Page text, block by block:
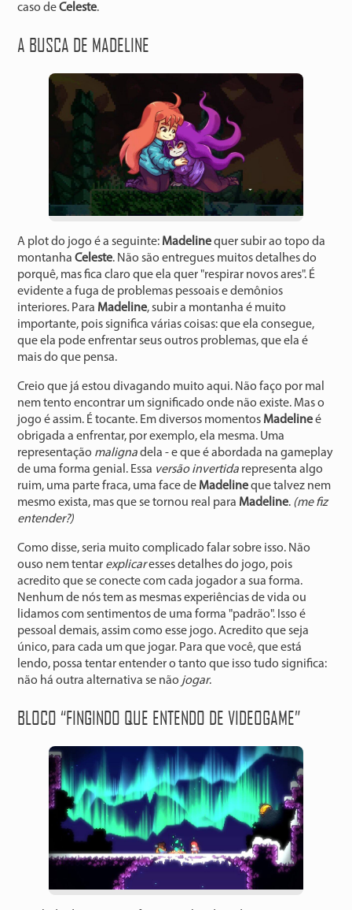
caso deCeleste.
A BUSCA DE MADELINE
A plot do jogo é a seguinte: Madelinequer subir ao topo da
montanhaCeleste. Não são entregues muitos detalhes do
porquê, mas fica claro que ela quer "respirar novos ares". É
evidente a fuga de problemas pessoais e demônios
interiores. Para Madeline, subir a montanha é muito
importante, pois significa várias coisas: que ela consegue,
que ela pode enfrentar seus outros problemas, que ela é
mais do que pensa.
Creio que já estou divagando muito aqui. Não faço por mal
nem tento encontrar um significado onde não existe. Mas o
jogo é assim. É tocante. Em diversos momentos Madelineé
obrigada a enfrentar, por exemplo, ela mesma. Uma
representação malignadela - e que é abordada na gameplay
de uma forma genial. Essa versão invertida representa algo
ruim, uma parte fraca, uma face de Madelineque talvez nem
mesmo exista, mas que se tornou real para Madeline. (me fiz
entender?)
Como disse, seria muito complicado falar sobre isso. Não
ouso nem tentar explicaresses detalhes do jogo, pois
acredito que se conecte com cada jogador a sua forma.
Nenhum de nós tem as mesmas experiências de vida ou
lidamos com sentimentos de uma forma "padrão". Isso é
pessoal demais, assim como esse jogo. Acredito que seja
único, para cada um que jogar. Para que você, que está
lendo, possa tentar entender o tanto que isso tudo significa:
não há outra alternativa se não jogar.
BLOCO “FINGINDO QUE ENTENDO DE VIDEOGAME”